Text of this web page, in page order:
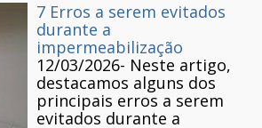
7 Erros a serem evitados
durante a
impermeabilização
12/03/2026- Neste artigo,
destacamos alguns dos
principais erros a serem
evitados durante a